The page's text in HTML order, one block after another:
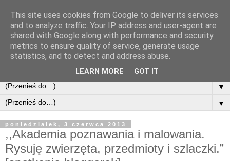
▼
▼
poniedziałek, 3 czerwca 2013
,,Akademia poznawania i malowania.
Rysuję zwierzęta, przedmioty i szlaczki.”
This site uses cookies from Google to deliver its services
and to analyze traffic. Your IP address and user-agent are
shared with Google along with performance and security
metrics to ensure quality of service, generate usage
statistics, and to detect and address abuse.
LEARN MORE GOT IT